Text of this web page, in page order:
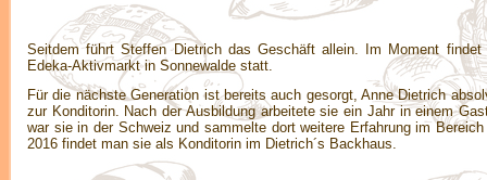
Seitdem führt Steffen Dietrich das Geschäft allein. Im Moment
Edeka-Aktivmarkt in Sonnewalde statt.
Für die nächste Generation ist bereits auch gesorgt, Anne Dietrich
zur Konditorin. Nach der Ausbildung arbeitete sie ein Jahr in einem
war sie in der Schweiz und sammelte dort weitere Erfahrung im
2016 findet man sie als Konditorin im Dietrich´s Backhaus.